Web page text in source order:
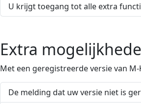
U krijgt toegang tot alle extra
Extra
Met een geregistreerde versie van
De melding dat uw versie niet is